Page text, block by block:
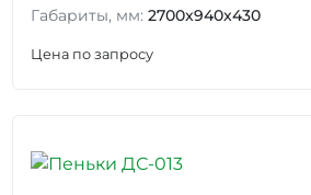
Габариты, мм: 2700x940x430
Цена по запросу